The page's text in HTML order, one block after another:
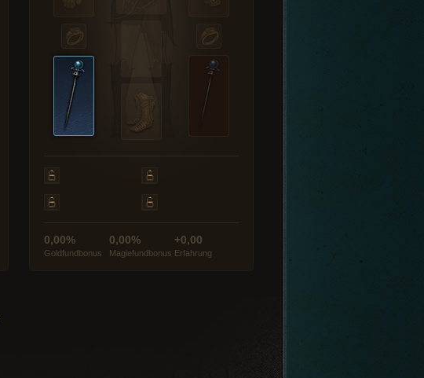
0,00%
Goldfundbonus
0,00%
Magiefundbonus
+0,00
Erfahrung